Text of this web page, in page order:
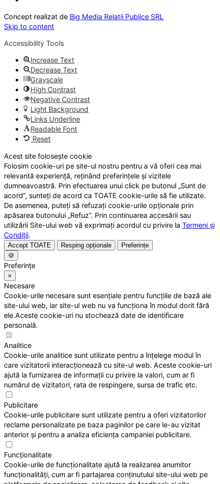
Concept realizat de Big Media Relații Publice SRL
Skip to content
Accessibility Tools
Increase Text
Decrease Text
Grayscale
High Contrast
Negative Contrast
Light Background
Links Underline
Readable Font
Reset
Acest site folosește cookie
Folosim cookie-uri pe site-ul nostru pentru a vă oferi cea mai
relevantă experiență, reținând preferințele și vizitele
dumneavoastră. Prin efectuarea unui click pe butonul „Sunt de
acord”, sunteți de acord ca TOATE cookie-urile să fie utilizate.
De asemenea, puteți să refuzați cookie-urile opționale prin
apăsarea butonului „Refuz”. Prin continuarea accesării sau
utilizării Site-ului web vă exprimați acordul cu privire la Termeni și
Condiții.
Accept TOATE Resping opționale
Preferințe
🍪
Preferințe
×
Necesare
Cookie-urile necesare sunt esențiale pentru funcțiile de bază ale
site-ului web, iar site-ul web nu va funcționa în modul dorit fără
ele.Aceste cookie-uri nu stochează date de identificare
personală.
Analitice
Cookie-urile analitice sunt utilizate pentru a înțelege modul în
care vizitatorii interacționează cu site-ul web. Aceste cookie-uri
ajută la furnizarea de informații cu privire la valori, cum ar fi
numărul de vizitatori, rata de respingere, sursa de trafic etc.
Publicitare
Cookie-urile publicitare sunt utilizate pentru a oferi vizitatorilor
reclame personalizate pe baza paginilor pe care le-au vizitat
anterior și pentru a analiza eficiența campaniei publicitare.
Funcționalitate
Cookie-urile de funcționalitate ajută la realizarea anumitor
funcționalități, cum ar fi partajarea conținutului site-ului web pe